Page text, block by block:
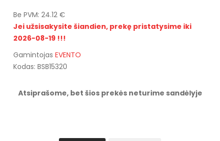
Be PVM: 24.12 €
Jei užsisakysite šiandien, prekę pristatysime iki
2026-08-19 !!!
Gamintojas EVENTO
Kodas: BSB15320
Atsiprašome, bet šios prekės neturime sandėlyje